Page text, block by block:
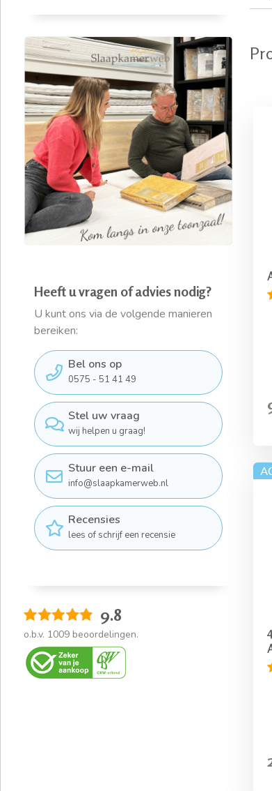
Heeft u vragen of advies nodig?
U kunt ons via de volgende manieren
bereiken:
Bel ons op
0575 - 51 41 49
Stel uw vraag
wij helpen u graag!
Stuur een e-mail
info@slaapkamerweb.nl
Recensies
lees of schrijf een recensie
9.8
o.b.v. 1009 beoordelingen.